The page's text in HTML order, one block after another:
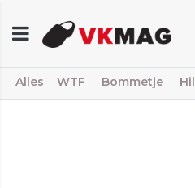
Alles WTF Bommetje